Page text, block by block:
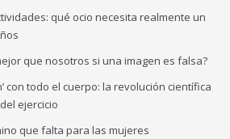
qué ocio necesita realmente un
que nosotros si una imagen es falsa?
con todo el cuerpo: la revolución científica
ejercicio
que falta para las mujeres